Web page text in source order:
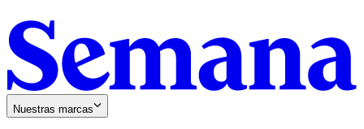
Nuestras marcas